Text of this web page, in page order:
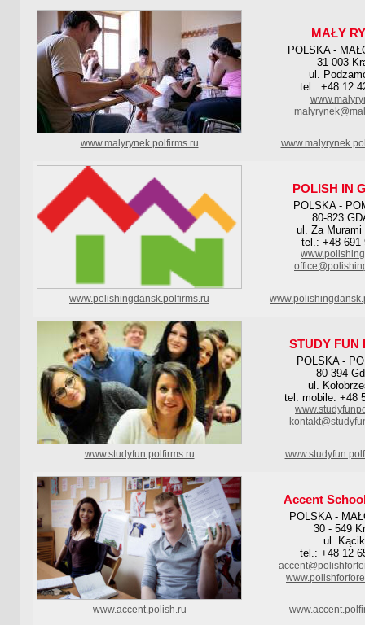
MAŁY
POLSKA -
31-003
ul.
tel.: +48 12
www.malyrynek.polfirms.ru
POLISH IN
POLSKA -
80-823
ul. Za Murami
tel.: +48 691
www.polishingdansk.polfirms.ru
STUDY FUN
POLSKA -
80-394
ul.
tel. mobile: +48
www.studyfun.polfirms.ru
Accent
POLSKA -
30 - 549
ul.
tel.: +48 12
www.accent.polish.ru